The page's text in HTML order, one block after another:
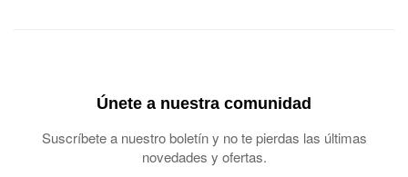
Únete a nuestra comunidad
Suscríbete a nuestro boletín y no te pierdas las últimas
novedades y ofertas.